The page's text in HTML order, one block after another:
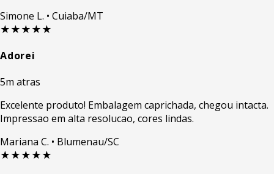
Simone L. • Cuiaba/MT
★★★★★
Adorei
5m atras
Excelente produto! Embalagem caprichada, chegou intacta.
Impressao em alta resolucao, cores lindas.
Mariana C. • Blumenau/SC
★★★★★